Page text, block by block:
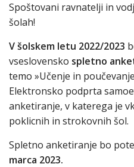
Spoštovani ravnatelji in
šolah!
V šolskem letu 2022/2023
vseslovensko spletno
temo »Učenje in
Elektronsko podprta
anketiranje, v katerega je
poklicnih in strokovnih šol.
Spletno anketiranje bo
marca 2023.